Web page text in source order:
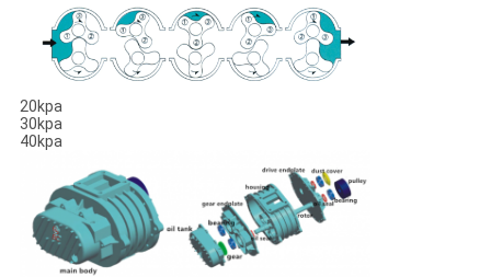
20kpa
30kpa
40kpa